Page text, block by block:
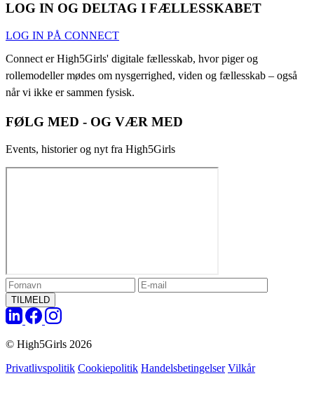
LOG IN OG DELTAG I FÆLLESSKABET
LOG IN PÅ CONNECT
Connect er High5Girls' digitale fællesskab, hvor piger og
rollemodeller mødes om nysgerrighed, viden og fællesskab – også
når vi ikke er sammen fysisk.
FØLG MED - OG VÆR MED
Events, historier og nyt fra High5Girls
TILMELD
© High5Girls 2026
Privatlivspolitik Cookiepolitik Handelsbetingelser Vilkår